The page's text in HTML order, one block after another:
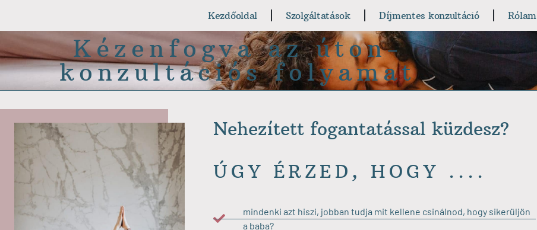
Kezdőoldal Szolgáltatások Díjmentes konzultáció Rólam
Kézenfogva az úton-
konzultációs folyamat
Nehezített fogantatással küzdesz?
ÚGY ÉRZED, HOGY ....
mindenki azt hiszi, jobban tudja mit kellene csinálnod, hogy sikerüljön
a baba?